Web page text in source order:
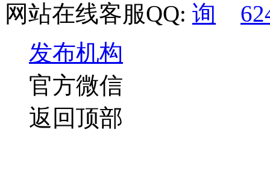
网站在线客服QQ:
发布机构
官方微信
返回顶部